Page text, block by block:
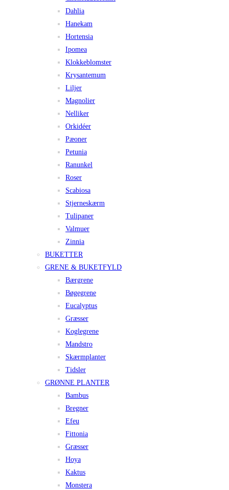
Dahlia
Hanekam
Hortensia
Ipomea
Klokkeblomster
Krysantemum
Liljer
Magnolier
Nelliker
Orkidéer
Pæoner
Petunia
Ranunkel
Roser
Scabiosa
Stjerneskærm
Tulipaner
Valmuer
Zinnia
BUKETTER
GRENE & BUKETFYLD
Bærgrene
Bøgegrene
Eucalyptus
Græsser
Koglegrene
Mandstro
Skærmplanter
Tidsler
GRØNNE PLANTER
Bambus
Bregner
Efeu
Fittonia
Græsser
Hoya
Kaktus
Monstera